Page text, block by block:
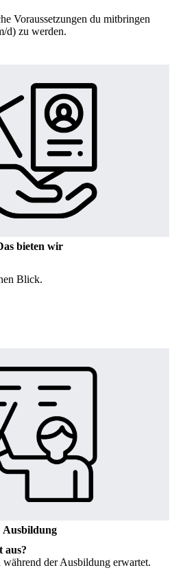
Voraussetzungen du mitbringen
d) zu werden.
bieten wir
Blick.
Ausbildung
aus?
der Ausbildung erwartet.